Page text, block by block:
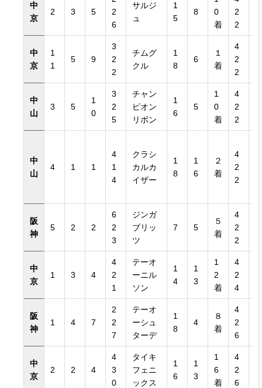
中
京
2 3 5
2
6
サルジ
ュ
1
5
8
0
着
2
2
中
京
1
1
5 9
3
2
2
チムグ
クル
1
8
6
１
着
4
2
2
中
山
3 5
1
0
3
2
5
チャン
ピオン
リボン
1
6
5
1
0
着
4
2
2
中
山
4 1 1
4
1
4
クラシ
カルカ
イザー
1
8
1
6
２
着
4
2
2
阪
神
5 2 2
6
2
3
ジンガ
ブリッ
ツ
7 5
５
着
4
2
2
中
京
1 3 4
4
2
1
テーオ
ーニル
ソン
1
4
1
3
1
2
着
4
2
4
阪
神
1 4 7
2
2
7
テーオ
ーシュ
ターデ
1
8
4
８
着
4
2
6
中
京
2 2 4
4
3
0
タイキ
フェニ
ックス
1
6
1
3
1
6
着
4
2
6